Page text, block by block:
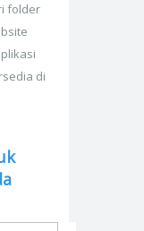
folder
di